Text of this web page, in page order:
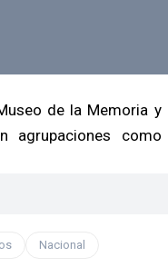
de la Memoria y
agrupaciones como
Nacional